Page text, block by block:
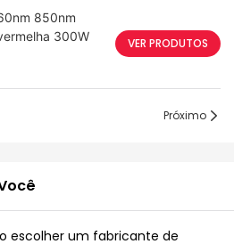
850nm
300W
VER PRODUTOS
Próximo
escolher um fabricante de